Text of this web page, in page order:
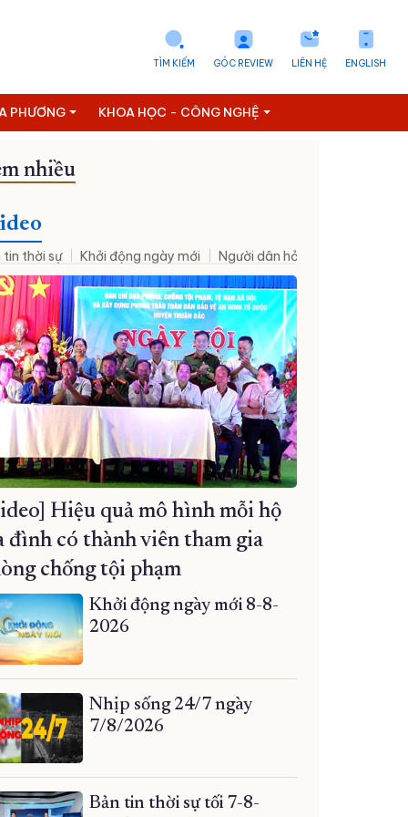
ENGLISH
LIÊN HỆ
GÓC REVIEW
TÌM KIẾM
PHƯƠNG KHOA HỌC - CÔNG NGHỆ
nhiều
tin thời sự Khởi động ngày mới Người dân hỏi – Cơ quan nhà
Hiệu quả mô hình mỗi hộ
đình có thành viên tham gia
chống tội phạm
Khởi động ngày mới 8-8-
2026
Nhịp sống 24/7 ngày
7/8/2026
Bản tin thời sự tối 7-8-